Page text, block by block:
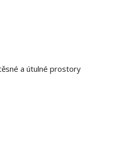
a útulné prostory